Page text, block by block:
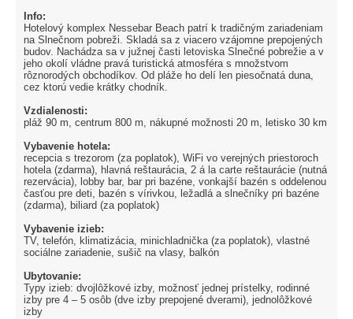
Info:
Hotelový komplex Nessebar Beach patrí k tradičným zariadeniam
na Slnečnom pobreži. Skladá sa z viacero vzájomne prepojených
budov. Nachádza sa v južnej časti letoviska Slnečné pobrežie a v
jeho okolí vládne pravá turistická atmosféra s množstvom
rôznorodých obchodíkov. Od pláže ho delí len piesočnatá duna,
cez ktorú vedie krátky chodník.
Vzdialenosti:
pláž 90 m, centrum 800 m, nákupné možnosti 20 m, letisko 30 km
Vybavenie hotela:
recepcia s trezorom (za poplatok), WiFi vo verejných priestoroch
hotela (zdarma), hlavná reštaurácia, 2 á la carte reštaurácie (nutná
rezervácia), lobby bar, bar pri bazéne, vonkajší bazén s oddelenou
časťou pre deti, bazén s vírivkou, ležadlá a slnečníky pri bazéne
(zdarma), biliard (za poplatok)
Vybavenie izieb:
TV, telefón, klimatizácia, minichladnička (za poplatok), vlastné
sociálne zariadenie, sušič na vlasy, balkón
Ubytovanie:
Typy izieb: dvojlôžkové izby, možnosť jednej prístelky, rodinné
izby pre 4 – 5 osôb (dve izby prepojené dverami), jednolôžkové
izby